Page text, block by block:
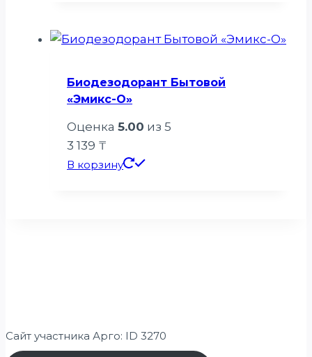
Биодезодорант Бытовой
«Эмикс-О»
Оценка 5.00 из 5
3 139 ₸
В корзину
Сайт участника Арго: ID 3270